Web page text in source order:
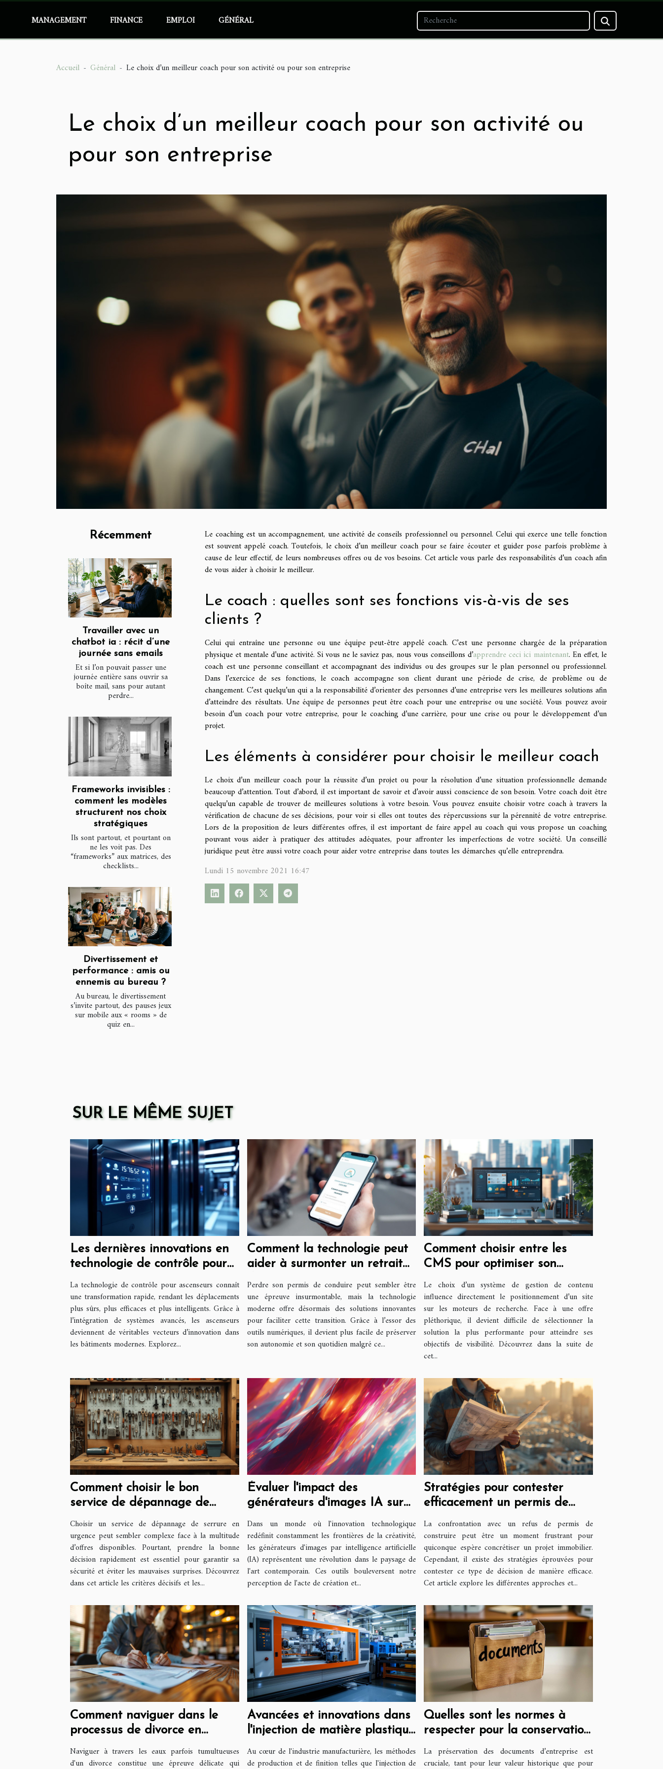
MANAGEMENT FINANCE EMPLOI GÉNÉRAL
Accueil Général Le choix d’un meilleur coach pour son activité ou pour son entreprise
Le choix d’un meilleur coach pour son activité ou
pour son entreprise
Récemment
Travailler avec un
chatbot ia : récit d’une
journée sans emails
Et si l’on pouvait passer une
journée entière sans ouvrir sa
boîte mail, sans pour autant
perdre...
Frameworks invisibles :
comment les modèles
structurent nos choix
stratégiques
Ils sont partout, et pourtant on
ne les voit pas. Des
“frameworks” aux matrices, des
checklists...
Divertissement et
performance : amis ou
ennemis au bureau ?
Au bureau, le divertissement
s’invite partout, des pauses jeux
sur mobile aux « rooms » de
quiz en...
Le coaching est un accompagnement, une activité de conseils professionnel ou personnel. Celui qui exerce une telle fonction
est souvent appelé coach. Toutefois, le choix d’un meilleur coach pour se faire écouter et guider pose parfois problème à
cause de leur effectif, de leurs nombreuses offres ou de vos besoins. Cet article vous parle des responsabilités d’un coach afin
de vous aider à choisir le meilleur.
Le coach : quelles sont ses fonctions vis-à-vis de ses
clients ?
Celui qui entraîne une personne ou une équipe peut-être appelé coach. C’est une personne chargée de la préparation
physique et mentale d’une activité. Si vous ne le saviez pas, nous vous conseillons d’apprendre ceci ici maintenant. En effet, le
coach est une personne conseillant et accompagnant des individus ou des groupes sur le plan personnel ou professionnel.
Dans l’exercice de ses fonctions, le coach accompagne son client durant une période de crise, de problème ou de
changement. C’est quelqu’un qui a la responsabilité d’orienter des personnes d’une entreprise vers les meilleures solutions afin
d’atteindre des résultats. Une équipe de personnes peut être coach pour une entreprise ou une société. Vous pouvez avoir
besoin d’un coach pour votre entreprise, pour le coaching d’une carrière, pour une crise ou pour le développement d’un
projet.
Les éléments à considérer pour choisir le meilleur coach
Le choix d’un meilleur coach pour la réussite d’un projet ou pour la résolution d’une situation professionnelle demande
beaucoup d’attention. Tout d’abord, il est important de savoir et d’avoir aussi conscience de son besoin. Votre coach doit être
quelqu’un capable de trouver de meilleures solutions à votre besoin. Vous pouvez ensuite choisir votre coach à travers la
vérification de chacune de ses décisions, pour voir si elles ont toutes des répercussions sur la pérennité de votre entreprise.
Lors de la proposition de leurs différentes offres, il est important de faire appel au coach qui vous propose un coaching
pouvant vous aider à pratiquer des attitudes adéquates, pour affronter les imperfections de votre société. Un conseillé
juridique peut être aussi votre coach pour aider votre entreprise dans toutes les démarches qu’elle entreprendra.
Lundi 15 novembre 2021 16:47
SUR LE MÊME SUJET
Les dernières innovations en
technologie de contrôle pour
ascenseurs
La technologie de contrôle pour ascenseurs connaît
une transformation rapide, rendant les déplacements
plus sûrs, plus efficaces et plus intelligents. Grâce à
l’intégration de systèmes avancés, les ascenseurs
deviennent de véritables vecteurs d’innovation dans
les bâtiments modernes. Explorez...
Comment la technologie peut
aider à surmonter un retrait
de permis ?
Perdre son permis de conduire peut sembler être
une épreuve insurmontable, mais la technologie
moderne offre désormais des solutions innovantes
pour faciliter cette transition. Grâce à l’essor des
outils numériques, il devient plus facile de préserver
son autonomie et son quotidien malgré ce...
Comment choisir entre les
CMS pour optimiser son
référencement ?
Le choix d’un système de gestion de contenu
influence directement le positionnement d’un site
sur les moteurs de recherche. Face à une offre
pléthorique, il devient difficile de sélectionner la
solution la plus performante pour atteindre ses
objectifs de visibilité. Découvrez dans la suite de
cet...
Comment choisir le bon
service de dépannage de
serrure rapidement
Choisir un service de dépannage de serrure en
urgence peut sembler complexe face à la multitude
d’offres disponibles. Pourtant, prendre la bonne
décision rapidement est essentiel pour garantir sa
sécurité et éviter les mauvaises surprises. Découvrez
dans cet article les critères décisifs et les...
Évaluer l'impact des
générateurs d'images IA sur
la créativité artistique
Dans un monde où l'innovation technologique
redéfinit constamment les frontières de la créativité,
les générateurs d'images par intelligence artificielle
(IA) représentent une révolution dans le paysage de
l'art contemporain. Ces outils bouleversent notre
perception de l'acte de création et...
Stratégies pour contester
efficacement un permis de
construire refusé
La confrontation avec un refus de permis de
construire peut être un moment frustrant pour
quiconque espère concrétiser un projet immobilier.
Cependant, il existe des stratégies éprouvées pour
contester ce type de décision de manière efficace.
Cet article explore les différentes approches et...
Comment naviguer dans le
processus de divorce en
Naviguer à travers les eaux parfois tumultueuses
d'un divorce constitue une épreuve délicate qui
Avancées et innovations dans
l'injection de matière plastique
Au cœur de l'industrie manufacturière, les méthodes
de production et de finition telles que l'injection de
Quelles sont les normes à
respecter pour la conservation
des documents d’entreprise ?
La préservation des documents d’entreprise est
cruciale, tant pour leur valeur historique que pour